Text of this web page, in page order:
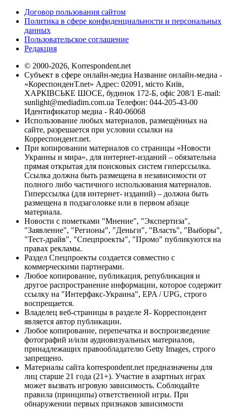
Договор пользования сайтом
Политика в сфере конфиденциальности и персональных
данных
Пользовательское соглашение
Редакция
© 2000-2026, Korrespondent.net
Субъект в сфере онлайн-медиа Название онлайн-медиа -
«КореспонденТ.net» Адрес: 02091, місто Київ,
ХАРКІВСЬКЕ ШОСЕ, будинок 172-Б, офіс 208/1 E-mail:
sunlight@mediadim.com.ua Телефон: 044-205-43-00
Идентификатор медиа - R40-06068
Использование любых материалов, размещённых на
сайте, разрешается при условии ссылки на
Корреспондент.net.
При копировании материалов со страницы «Новости
Украины и мира», для интернет-изданий – обязательна
прямая открытая для поисковых систем гиперссылка.
Ссылка должна быть размещена в независимости от
полного либо частичного использования материалов.
Гиперссылка (для интернет- изданий) – должна быть
размещена в подзаголовке или в первом абзаце
материала.
Новости с пометками "Мнение", "Экспертиза",
"Заявление", "Регионы", "Деньги", "Власть", "Выборы",
"Тест-драйв", "Спецпроекты", "Промо" публикуются на
правах рекламы.
Раздел Спецпроекты создается совместно с
коммерческими партнерами.
Любое копирование, публикация, републикация и
другое распространение информации, которое содержит
ссылку на "Интерфакс-Украина", EPA / UPG, строго
воспрещается.
Владелец веб-страницы в разделе Я- Корреспондент
является автор публикации.
Любое копирование, перепечатка и воспроизведение
фотографий и/или аудиовизуальных материалов,
принадлежащих правообладателю Getty Images, строго
запрещено.
Материалы сайта korrespondent.net предназначены для
лиц старше 21 года (21+). Участие в азартных играх
может вызвать игровую зависимость. Соблюдайте
правила (принципы) ответственной игры. При
обнаружении первых признаков зависимости